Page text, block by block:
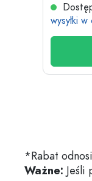
wysyłki w
*Rabat
Ważne: Jeśli